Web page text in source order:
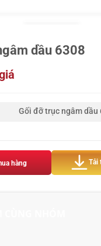
dầu 6308
Gối đỡ trục ngâm dầu
hàng Tải